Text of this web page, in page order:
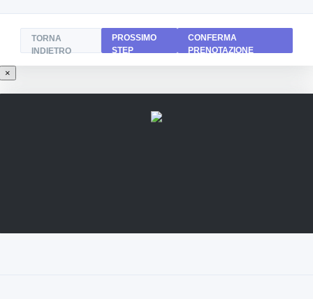
TORNA
INDIETRO
PROSSIMO
STEP
CONFERMA
PRENOTAZIONE
×